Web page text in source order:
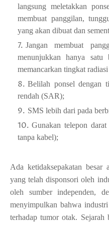
langsung meletakkan
membuat panggilan,
yang akan dibuat dan
Jangan membuat
menunjukkan hanya satu
memancarkan tingkat
Belilah ponsel dengan
rendah (SAR);
SMS lebih dari pada
Gunakan telepon
tanpa kabel);
Ada ketidaksepakatan besar
yang telah disponsori oleh
oleh sumber independen,
menyimpulkan bahwa
terhadap tumor otak. Sejarah